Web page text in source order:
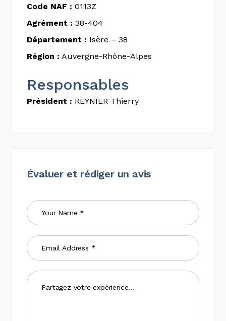
Code NAF : 0113Z
Agrément : 38-404
Département : Isère – 38
Région : Auvergne-Rhône-Alpes
Responsables
Président : REYNIER Thierry
Évaluer et rédiger un avis